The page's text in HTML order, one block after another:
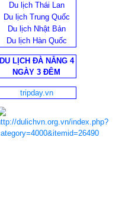
Du lịch Thái Lan
Du lịch Trung Quốc
Du lịch Nhật Bản
Du lịch Hàn Quốc
DU LỊCH ĐÀ NẴNG 4
NGÀY 3 ĐÊM
tripday.vn